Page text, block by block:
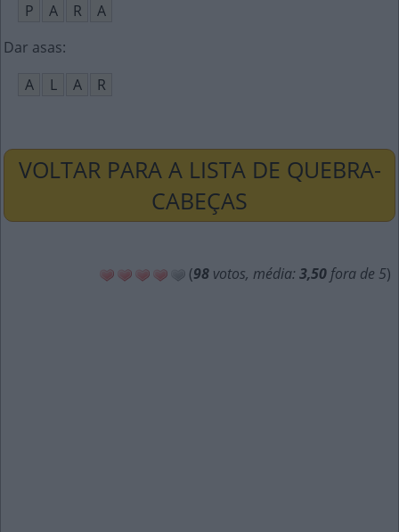
P
A R
A
Dar asas:
A
L A R
VOLTAR PARA A LISTA DE QUEBRA-
CABEÇAS
(98 votos, média: 3,50 fora de 5)